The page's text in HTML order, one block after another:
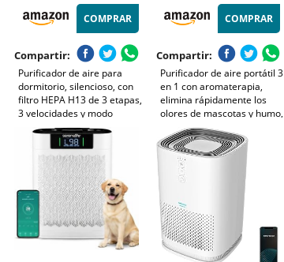
COMPRAR
Compartir:
Purificador de aire para
dormitorio, silencioso, con
filtro HEPA H13 de 3 etapas,
3 velocidades y modo
nocturno de 12 dB. Elimina
polen, polvo, caspa de
mascotas, olores, humo y
COMPRAR
Compartir:
Purificador de aire portátil 3
en 1 con aromaterapia,
elimina rápidamente los
olores de mascotas y humo,
devuelve el aire fresco a los
espacios pequeños y es
compatible con enchufe o
batería externa